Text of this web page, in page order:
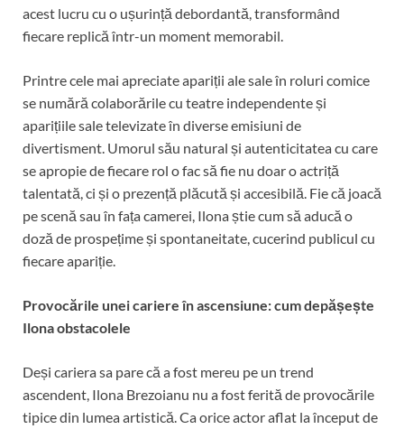
acest lucru cu o ușurință debordantă, transformând
fiecare replică într-un moment memorabil.
Printre cele mai apreciate apariții ale sale în roluri comice
se numără colaborările cu teatre independente și
aparițiile sale televizate în diverse emisiuni de
divertisment. Umorul său natural și autenticitatea cu care
se apropie de fiecare rol o fac să fie nu doar o actriță
talentată, ci și o prezență plăcută și accesibilă. Fie că joacă
pe scenă sau în fața camerei, Ilona știe cum să aducă o
doză de prospețime și spontaneitate, cucerind publicul cu
fiecare apariție.
Provocările unei cariere în ascensiune: cum depășește
Ilona obstacolele
Deși cariera sa pare că a fost mereu pe un trend
ascendent, Ilona Brezoianu nu a fost ferită de provocările
tipice din lumea artistică. Ca orice actor aflat la început de